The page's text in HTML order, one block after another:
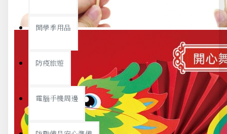
開學季用品
防疫旅遊
電腦手機周邊